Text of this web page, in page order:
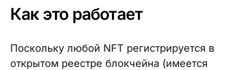
Как это работает
Поскольку любой NFT регистрируется в
открытом реестре блокчейна (имеется